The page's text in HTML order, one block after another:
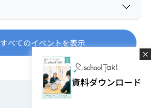
すべてのイベントを表示
資料ダウンロード